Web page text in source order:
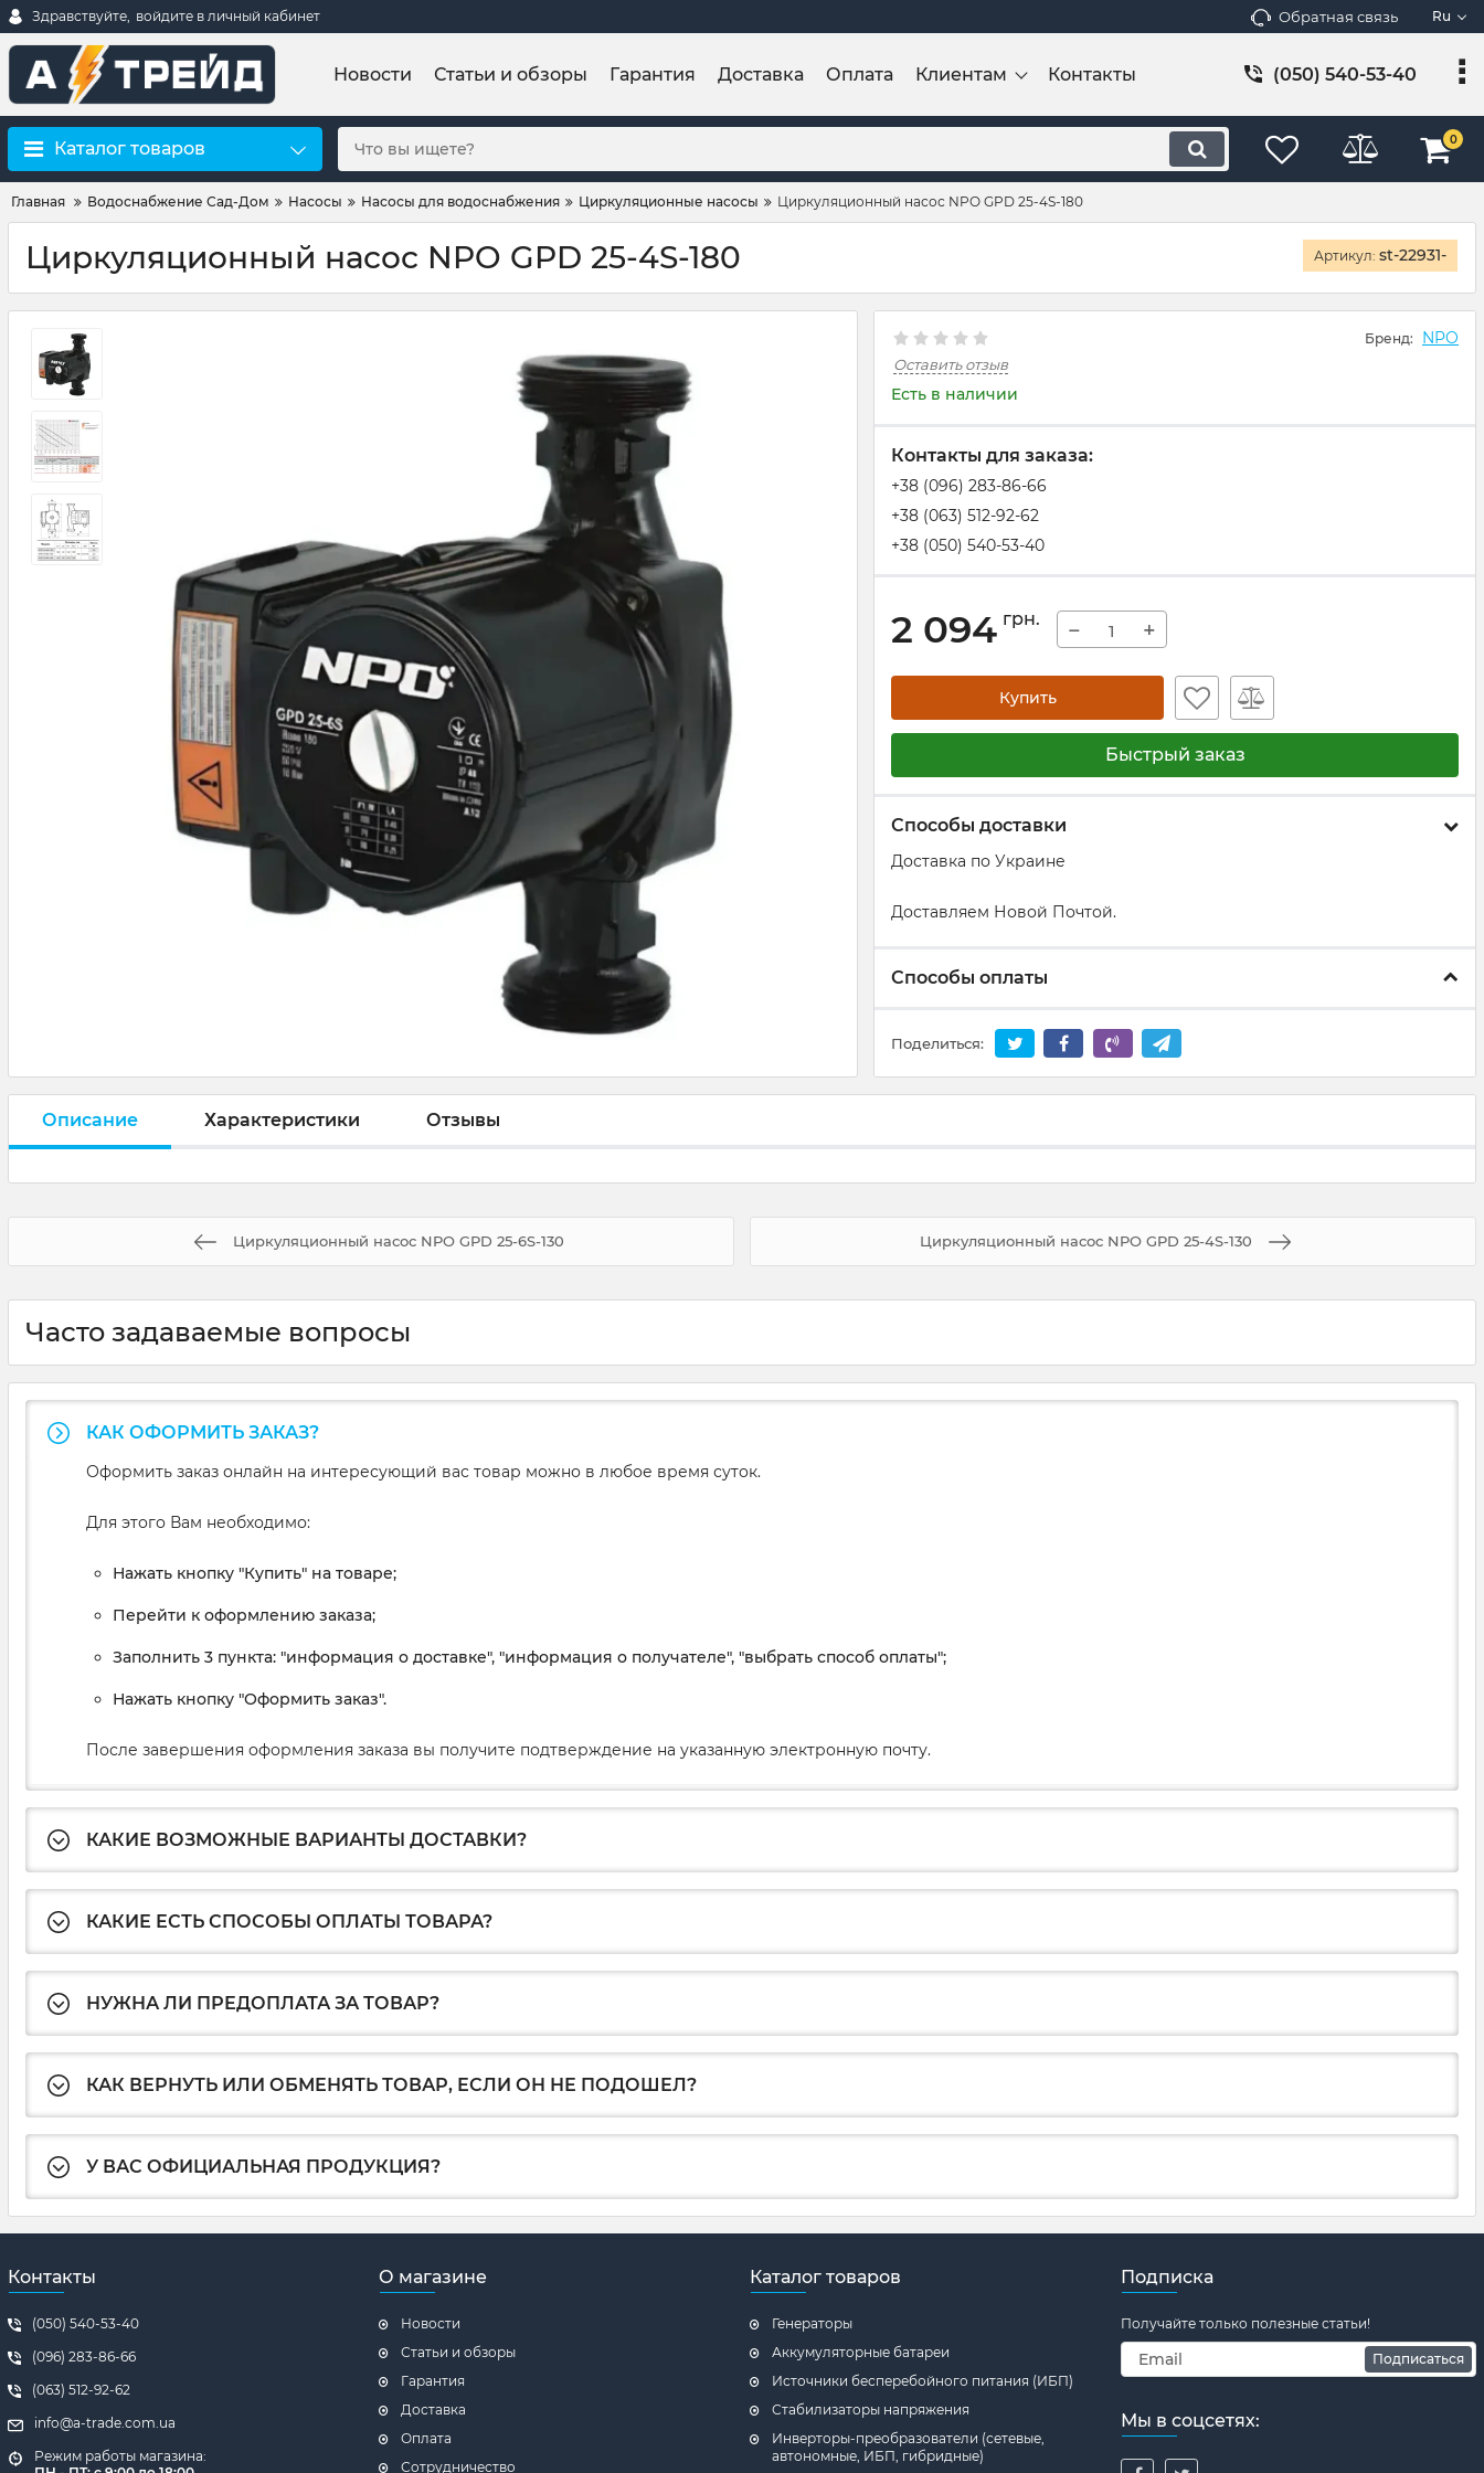
Здравствуйте, войдите в личный кабинет Обратная связь Ru
Новости Статьи и обзоры Гарантия Доставка Оплата Клиентам Контакты (050) 540-53-40
Каталог товаров 0
Главная Водоснабжение Сад-Дом Насосы Насосы для водоснабжения Циркуляционные насосы Циркуляционный насос NPO GPD 25-4S-180
Циркуляционный насос NPO GPD 25-4S-180 Артикул: st-22931-
Бренд: NPO
Оставить отзыв
Есть в наличии
Контакты для заказа:
+38 (096) 283-86-66
+38 (063) 512-92-62
+38 (050) 540-53-40
2 094 грн. − +
Купить
Быстрый заказ
Способы доставки
Доставка по Украине
Доставляем Новой Почтой.
Способы оплаты
Поделиться:
Описание Характеристики Отзывы
Циркуляционный насос NPO GPD 25-6S-130 Циркуляционный насос NPO GPD 25-4S-130
Часто задаваемые вопросы
КАК ОФОРМИТЬ ЗАКАЗ?
Оформить заказ онлайн на интересующий вас товар можно в любое время суток.
Для этого Вам необходимо:
Нажать кнопку "Купить" на товаре;
Перейти к оформлению заказа;
Заполнить 3 пункта: "информация о доставке", "информация о получателе", "выбрать способ оплаты";
Нажать кнопку "Оформить заказ".
После завершения оформления заказа вы получите подтверждение на указанную электронную почту.
КАКИЕ ВОЗМОЖНЫЕ ВАРИАНТЫ ДОСТАВКИ?
КАКИЕ ЕСТЬ СПОСОБЫ ОПЛАТЫ ТОВАРА?
НУЖНА ЛИ ПРЕДОПЛАТА ЗА ТОВАР?
КАК ВЕРНУТЬ ИЛИ ОБМЕНЯТЬ ТОВАР, ЕСЛИ ОН НЕ ПОДОШЕЛ?
У ВАС ОФИЦИАЛЬНАЯ ПРОДУКЦИЯ?
Контакты
(050) 540-53-40
(096) 283-86-66
(063) 512-92-62
info@a-trade.com.ua
Режим работы магазина:
О магазине
Новости
Статьи и обзоры
Гарантия
Доставка
Оплата
Сотрудничество
Каталог товаров
Генераторы
Аккумуляторные батареи
Источники бесперебойного питания (ИБП)
Стабилизаторы напряжения
Инверторы-преобразователи (сетевые,
автономные, ИБП, гибридные)
Подписка
Получайте только полезные статьи!
Подписаться
Мы в соцсетях: